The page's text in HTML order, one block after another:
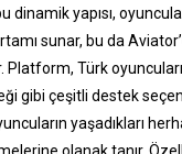
dinamik yapısı,
sunar, bu da
Platform, Türk
gibi çeşitli destek
yaşadıkları